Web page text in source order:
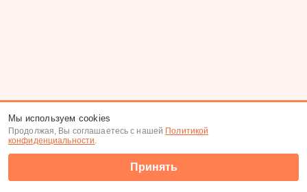
Мы используем cookies
Продолжая, Вы соглашаетесь с нашей Политикой
конфиденциальности.
Принять